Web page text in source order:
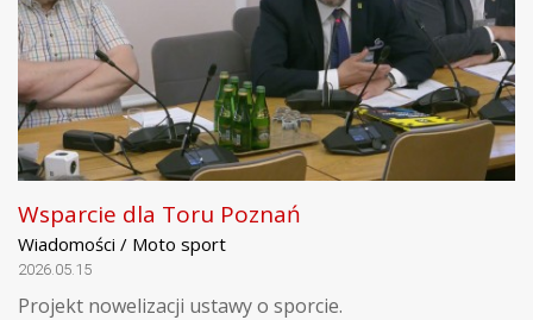
Wsparcie dla Toru Poznań
Wiadomości / Moto sport
2026.05.15
Projekt nowelizacji ustawy o sporcie.